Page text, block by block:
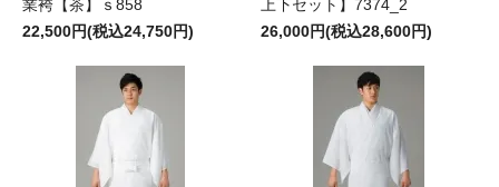
業袴【茶】ｓ858
22,500円(税込24,750円)
上下セット】7374_2
26,000円(税込28,600円)